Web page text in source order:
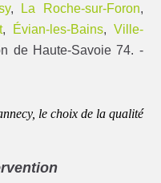
, La Roche-sur-Foron,
, Évian-les-Bains, Ville-
de Haute-Savoie 74. -
le choix de la qualité